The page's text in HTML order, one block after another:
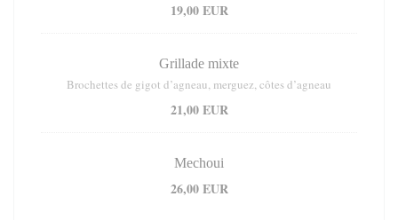
19,00 EUR
Grillade mixte
Brochettes de gigot d’agneau, merguez, côtes d’agneau
21,00 EUR
Mechoui
26,00 EUR